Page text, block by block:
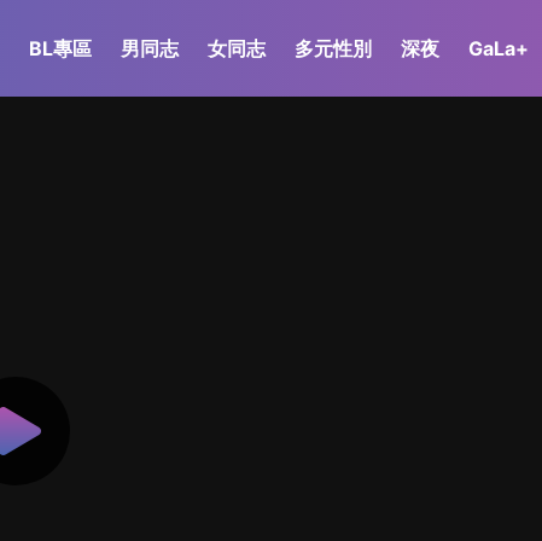
BL專區 男同志 女同志 多元性別 深夜 GaLa+